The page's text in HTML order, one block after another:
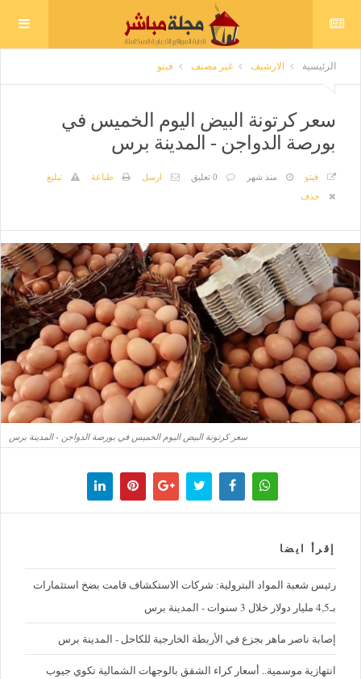
الرئيسية الارشيف غير مصنف فيتو
سعر كرتونة البيض اليوم الخميس في
بورصة الدواجن - المدينة برس
فيتو منذ شهر 0 تعليق ارسل طباعة
تبليغ
حذف
سعر كرتونة البيض اليوم الخميس في بورصة الدواجن - المدينة برس
إقرأ ايضا
رئيس شعبة المواد البترولية: شركات الاستكشاف قامت بضخ استثمارات
بـ4,5 مليار دولار خلال 3 سنوات - المدينة برس
إصابة ناصر ماهر بجزع في الأربطة الخارجية للكاحل - المدينة برس
‪انتهازية موسمية.. أسعار كراء الشقق بالوجهات الشمالية تكوي جيوب